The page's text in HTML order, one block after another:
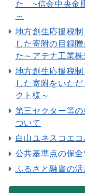
た ~信金中央金
～
地方創生応援税
した寄附の目録
た～アテナ工業
地方創生応援税
した寄附をいた
クト様～
第三セクター等
ついて
白山ユネスコエ
公共基準点の保
ふるさと融資の